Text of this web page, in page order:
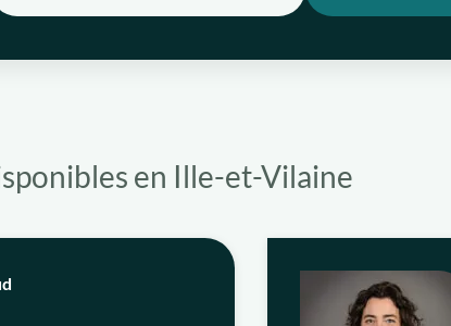
en Ille-et-Vilaine